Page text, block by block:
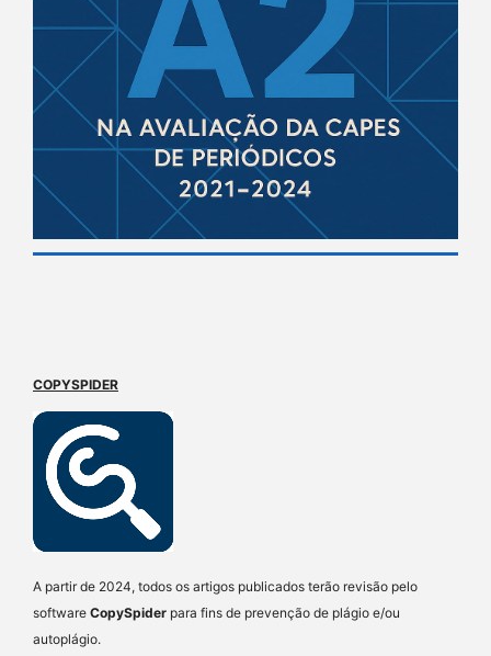
COPYSPIDER
A partir de 2024, todos os artigos publicados terão revisão pelo
software CopySpider para fins de prevenção de plágio e/ou
autoplágio.